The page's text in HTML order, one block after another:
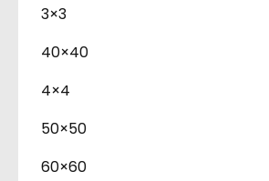
3×3
40×40
4×4
50×50
60×60